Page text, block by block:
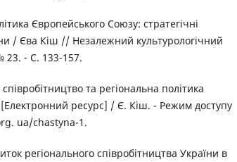
Європейського Союзу: стратегічні
/ Єва Кіш // Незалежний культурологічний
23. - С. 133-157.
та регіональна політика
ресурс] / Є. Кіш. - Режим доступу
ua/chastyna-1.
регіонального співробітництва України в